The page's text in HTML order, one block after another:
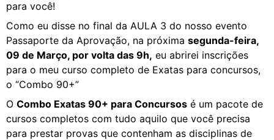
para você!
Como eu disse no final da AULA 3 do nosso evento
Passaporte da Aprovação, na próxima segunda-feira,
09 de Março, por volta das 9h, eu abrirei inscrições
para o meu curso completo de Exatas para concursos,
o “Combo 90+”
O Combo Exatas 90+ para Concursos é um pacote de
cursos completos com tudo aquilo que você precisa
para prestar provas que contenham as disciplinas de